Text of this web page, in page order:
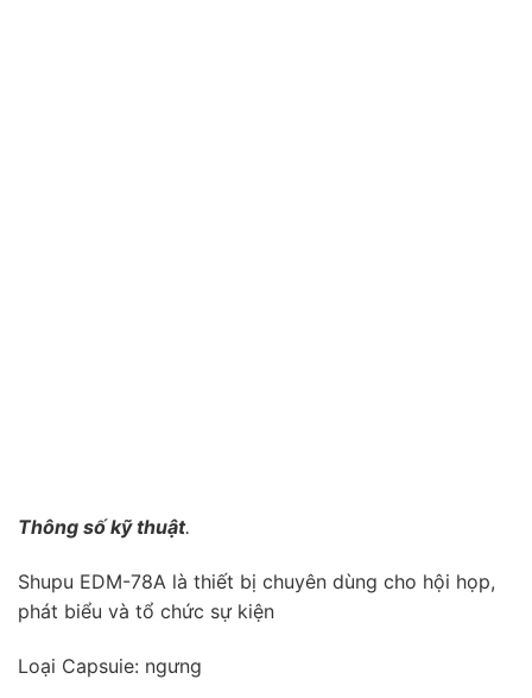
Thông số kỹ thuật.
Shupu EDM-78A là thiết bị chuyên dùng cho hội họp,
phát biểu và tổ chức sự kiện
Loại Capsuie: ngưng